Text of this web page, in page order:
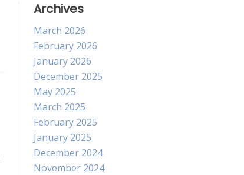
Archives
March 2026
February 2026
January 2026
December 2025
May 2025
March 2025
February 2025
January 2025
December 2024
November 2024